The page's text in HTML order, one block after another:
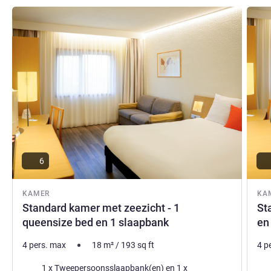
KAMER
Standard kamer met zeezicht - 1
queensize bed en 1 slaapbank
Meer informatie
6
4 pers. max 18 m²/ 193 sq ft
Beddengoed
1 x Tweepersoonsslaapbank(en) en 1 x
Meer
4